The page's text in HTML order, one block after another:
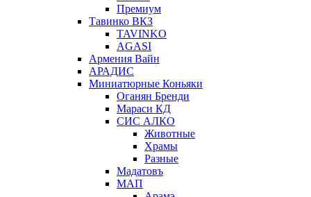
Премиум
Тавинко ВКЗ
TAVINKO
AGASI
Армения Вайн
АРАДИС
Миниатюрные Коньяки
Оганян Бренди
Мараси КД
СИС АЛКО
Животные
Храмы
Разные
Мадатовъ
МАП